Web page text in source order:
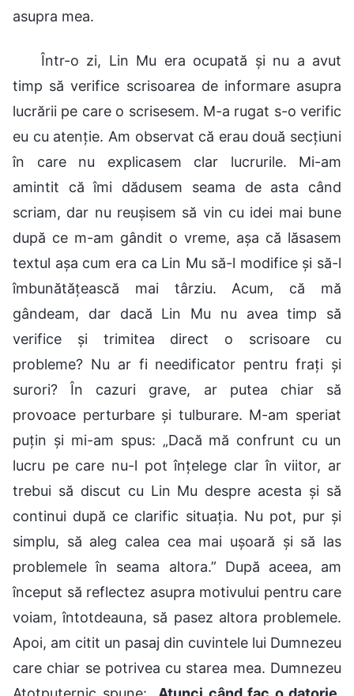
asupra mea.
Într-o zi, Lin Mu era ocupată și nu a avut
timp să verifice scrisoarea de informare asupra
lucrării pe care o scrisesem. M-a rugat s-o verific
eu cu atenție. Am observat că erau două secțiuni
în care nu explicasem clar lucrurile. Mi-am
amintit că îmi dădusem seama de asta când
scriam, dar nu reușisem să vin cu idei mai bune
după ce m-am gândit o vreme, așa că lăsasem
textul așa cum era ca Lin Mu să-l modifice și să-l
îmbunătățească mai târziu. Acum, că mă
gândeam, dar dacă Lin Mu nu avea timp să
verifice și trimitea direct o scrisoare cu
probleme? Nu ar fi needificator pentru frați și
surori? În cazuri grave, ar putea chiar să
provoace perturbare și tulburare. M-am speriat
puțin și mi-am spus: „Dacă mă confrunt cu un
lucru pe care nu-l pot înțelege clar în viitor, ar
trebui să discut cu Lin Mu despre acesta și să
continui după ce clarific situația. Nu pot, pur și
simplu, să aleg calea cea mai ușoară și să las
problemele în seama altora.” După aceea, am
început să reflectez asupra motivului pentru care
voiam, întotdeauna, să pasez altora problemele.
Apoi, am citit un pasaj din cuvintele lui Dumnezeu
care chiar se potrivea cu starea mea. Dumnezeu